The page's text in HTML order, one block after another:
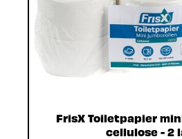
FrisX Toiletpapier
cellulose - 2